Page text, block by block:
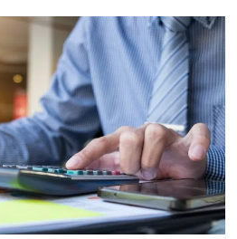
solutions logistiques au service